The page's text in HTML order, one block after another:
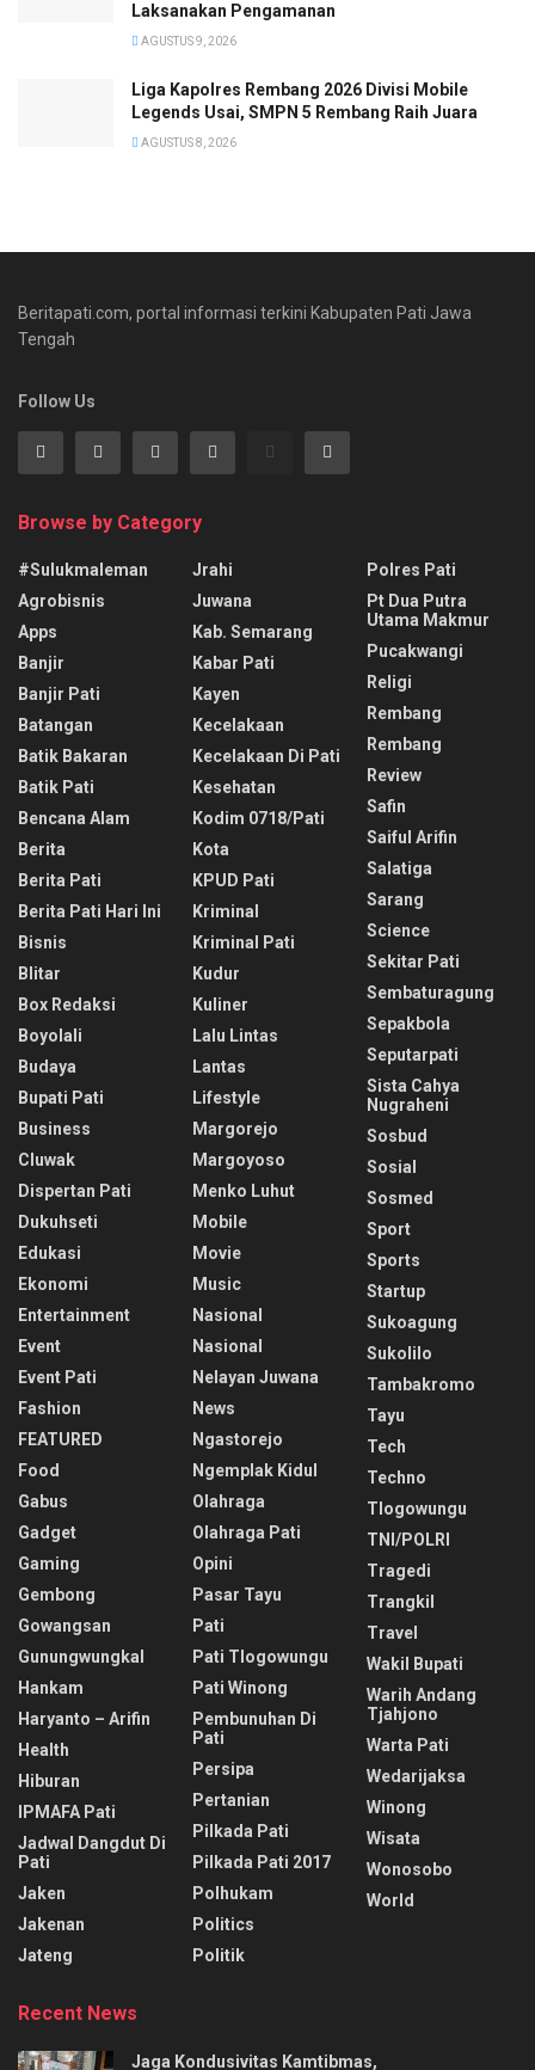
Laksanakan Pengamanan
AGUSTUS 9, 2026
Liga Kapolres Rembang 2026 Divisi Mobile
Legends Usai, SMPN 5 Rembang Raih Juara
AGUSTUS 8, 2026
Beritapati.com, portal informasi terkini Kabupaten Pati Jawa
Tengah
Follow Us
Browse by Category
#sulukmaleman
Agrobisnis
Apps
Banjir
Banjir Pati
Batangan
Batik Bakaran
Batik Pati
Bencana Alam
Berita
Berita Pati
Berita Pati Hari Ini
Bisnis
Blitar
Box Redaksi
Boyolali
Budaya
Bupati Pati
Business
Cluwak
Dispertan Pati
Dukuhseti
Edukasi
Ekonomi
Entertainment
Event
Event Pati
Fashion
FEATURED
Food
Gabus
Gadget
Gaming
Gembong
Gowangsan
Gunungwungkal
Hankam
Haryanto – Arifin
Health
Hiburan
IPMAFA Pati
Jadwal Dangdut Di
Pati
Jaken
Jakenan
Jateng
Jrahi
Juwana
Kab. Semarang
Kabar Pati
Kayen
Kecelakaan
Kecelakaan Di Pati
Kesehatan
Kodim 0718/pati
Kota
KPUD Pati
Kriminal
Kriminal Pati
Kudur
Kuliner
Lalu Lintas
Lantas
Lifestyle
Margorejo
Margoyoso
Menko Luhut
Mobile
Movie
Music
Nasional
Nasional
Nelayan Juwana
News
Ngastorejo
Ngemplak Kidul
Olahraga
Olahraga Pati
Opini
Pasar Tayu
Pati
Pati Tlogowungu
Pati Winong
Pembunuhan Di
Pati
Persipa
Pertanian
Pilkada Pati
Pilkada Pati 2017
Polhukam
Politics
Politik
Polres Pati
Pt Dua Putra
Utama Makmur
Pucakwangi
Religi
Rembang
Rembang
Review
Safin
Saiful Arifin
Salatiga
Sarang
Science
Sekitar Pati
Sembaturagung
Sepakbola
Seputarpati
Sista Cahya
Nugraheni
Sosbud
Sosial
Sosmed
Sport
Sports
Startup
Sukoagung
Sukolilo
Tambakromo
Tayu
Tech
Techno
Tlogowungu
TNI/POLRI
Tragedi
Trangkil
Travel
Wakil Bupati
Warih Andang
Tjahjono
Warta Pati
Wedarijaksa
Winong
Wisata
Wonosobo
World
Recent News
Jaga Kondusivitas Kamtibmas,